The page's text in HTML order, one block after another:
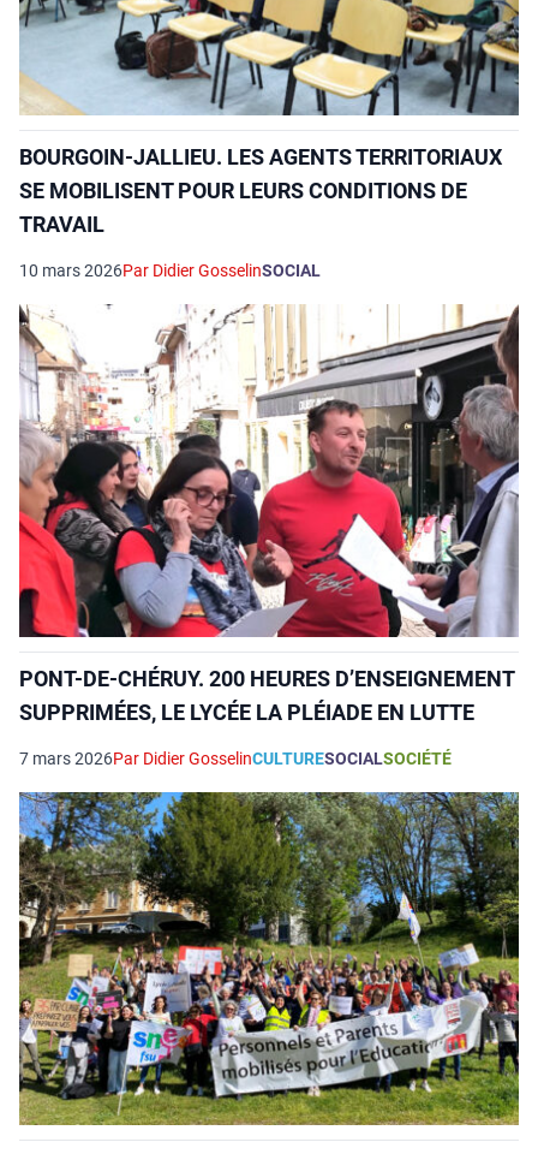
BOURGOIN-JALLIEU. LES AGENTS TERRITORIAUX
SE MOBILISENT POUR LEURS CONDITIONS DE
TRAVAIL
10 mars 2026Par Didier GosselinSOCIAL
PONT-DE-CHÉRUY. 200 HEURES D’ENSEIGNEMENT
SUPPRIMÉES, LE LYCÉE LA PLÉIADE EN LUTTE
7 mars 2026Par Didier GosselinCULTURESOCIALSOCIÉTÉ